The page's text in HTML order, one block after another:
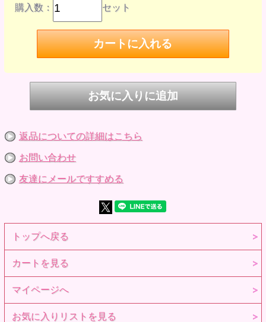
商品コード
00090193314
4580590193314
グリーン
商品コード
JANコード
4580590193321
購入数： セット
返品についての詳細はこちら
お問い合わせ
友達にメールですすめる
トップへ戻る
カートを見る
マイページへ
お気に入りリストを見る